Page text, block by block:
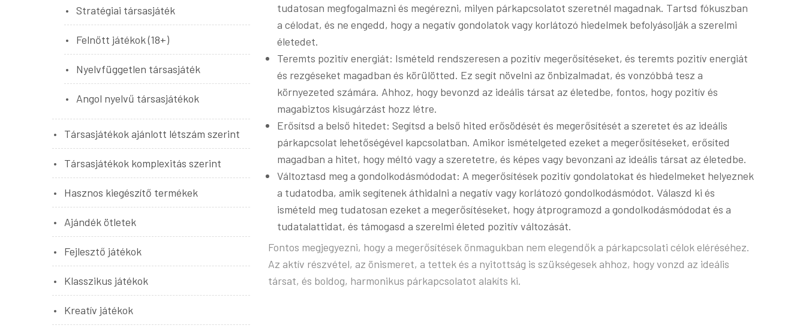
tudatosan megfogalmazni és megérezni, milyen párkapcsolatot szeretnél magadnak. Tartsd fókuszban
a célodat, és ne engedd, hogy a negatív gondolatok vagy korlátozó hiedelmek befolyásolják a szerelmi
életedet.
Teremts pozitív energiát: Ismételd rendszeresen a pozitív megerősítéseket, és teremts pozitív energiát
és rezgéseket magadban és körülötted. Ez segít növelni az önbizalmadat, és vonzóbbá tesz a
környezeted számára. Ahhoz, hogy bevonzd az ideális társat az életedbe, fontos, hogy pozitív és
magabiztos kisugárzást hozz létre.
Erősítsd a belső hitedet: Segítsd a belső hited erősödését és megerősítését a szeretet és az ideális
párkapcsolat lehetőségével kapcsolatban. Amikor ismételgeted ezeket a megerősítéseket, erősíted
magadban a hitet, hogy méltó vagy a szeretetre, és képes vagy bevonzani az ideális társat az életedbe.
Változtasd meg a gondolkodásmódodat: A megerősítések pozitív gondolatokat és hiedelmeket helyeznek
a tudatodba, amik segítenek áthidalni a negatív vagy korlátozó gondolkodásmódot. Válaszd ki és
ismételd meg tudatosan ezeket a megerősítéseket, hogy átprogramozd a gondolkodásmódodat és a
tudatalattidat, és támogasd a szerelmi életed pozitív változását.
Fontos megjegyezni, hogy a megerősítések önmagukban nem elegendők a párkapcsolati célok eléréséhez.
Az aktív részvétel, az önismeret, a tettek és a nyitottság is szükségesek ahhoz, hogy vonzd az ideális
társat, és boldog, harmonikus párkapcsolatot alakíts ki.
Stratégiai társasjáték
Felnőtt játékok (18+)
Nyelvfüggetlen társasjáték
Angol nyelvű társasjátékok
Társasjátékok ajánlott létszám szerint
Társasjátékok komplexitás szerint
Hasznos kiegészítő termékek
Ajándék ötletek
Fejlesztő játékok
Klasszikus játékok
Kreatív játékok